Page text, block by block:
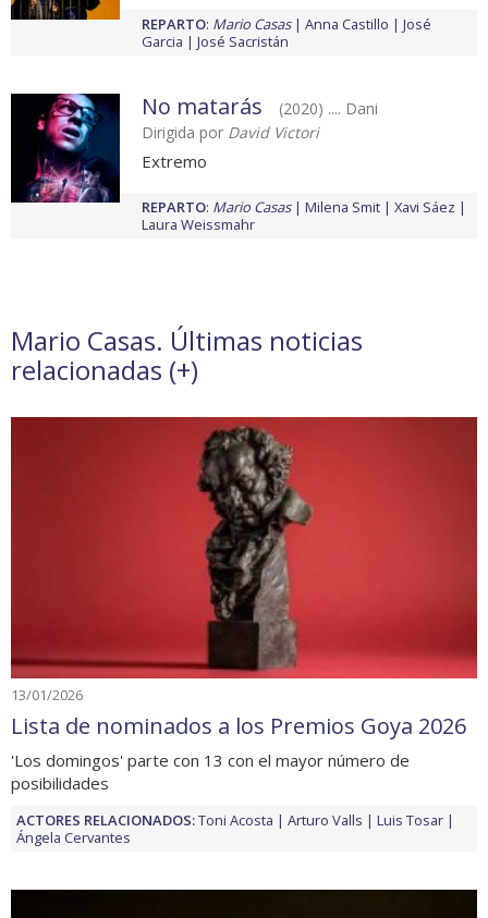
REPARTO: Mario Casas Anna Castillo
José
Garcia
José Sacristán
No matarás
(2020) .... Dani
Dirigida por David Victori
Extremo
REPARTO: Mario Casas Milena Smit
Xavi Sáez
Laura Weissmahr
Mario Casas. Últimas noticias
relacionadas (+)
13/01/2026
Lista de nominados a los Premios Goya 2026
'​​Los domingos' parte con 13 con el mayor número de
posibilidades
ACTORES RELACIONADOS:Toni Acosta Arturo Valls
Luis Tosar
Ángela Cervantes